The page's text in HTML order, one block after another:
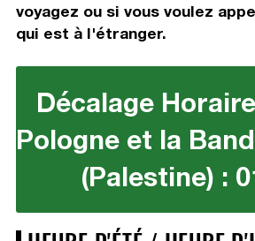
voyagez ou si vous voulez
qui est à l'étranger.
Décalage
Pologne et la
(Palestine) :